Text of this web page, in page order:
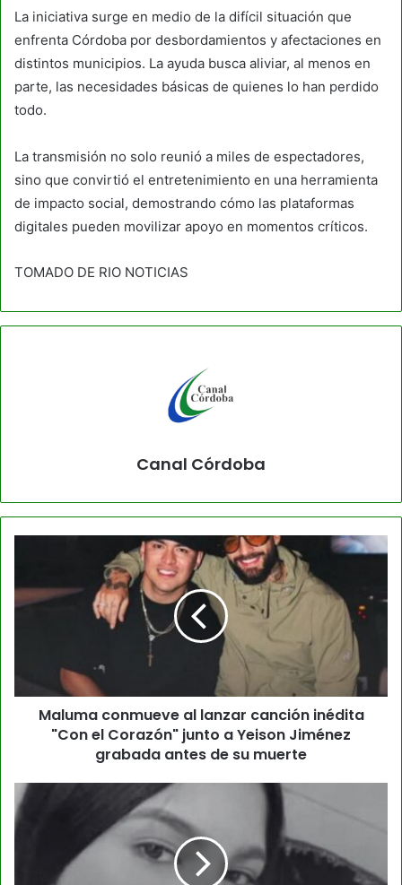
La iniciativa surge en medio de la difícil situación que
enfrenta Córdoba por desbordamientos y afectaciones en
distintos municipios. La ayuda busca aliviar, al menos en
parte, las necesidades básicas de quienes lo han perdido
todo.
La transmisión no solo reunió a miles de espectadores,
sino que convirtió el entretenimiento en una herramienta
de impacto social, demostrando cómo las plataformas
digitales pueden movilizar apoyo en momentos críticos.
TOMADO DE RIO NOTICIAS
Canal Córdoba
Maluma conmueve al lanzar canción inédita
"Con el Corazón" junto a Yeison Jiménez
grabada antes de su muerte